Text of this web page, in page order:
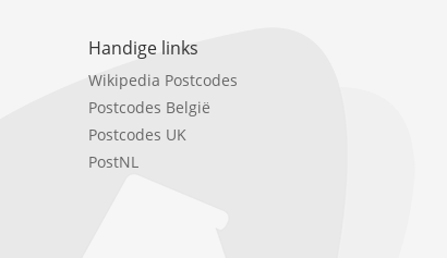
Handige links
Wikipedia Postcodes
Postcodes België
Postcodes UK
PostNL